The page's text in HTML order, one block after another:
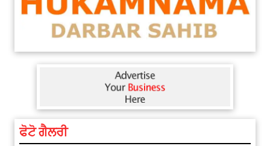
ਫੋਟੋ ਗੈਲਰੀ